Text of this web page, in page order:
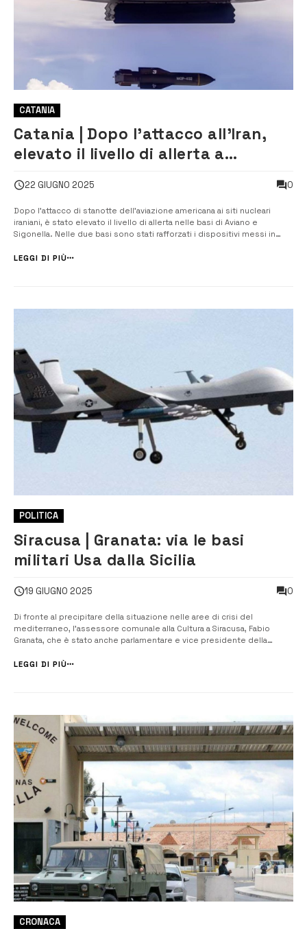
CATANIA
Catania | Dopo l’attacco all’Iran,
elevato il livello di allerta a
22 GIUGNO 2025 0
Dopo l’attacco di stanotte dell’aviazione americana ai siti nucleari
iraniani, è stato elevato il livello di allerta nelle basi di Aviano e
Sigonella. Nelle due basi sono stati rafforzati i dispositivi messi in
Piantedosi ha riunito al Quirinale il Comitato nazionale per l...
LEGGI DI PIÙ
POLITICA
Siracusa | Granata: via le basi
militari Usa dalla Sicilia
19 GIUGNO 2025 0
Di fronte al precipitare della situazione nelle aree di crisi del
mediterraneo, l’assessore comunale alla Cultura a Siracusa, Fabio
Granata, che è stato anche parlamentare e vice presidente della
Sicilia. “La base americana di Sigonella e il Muos rendono la Sicilia
LEGGI DI PIÙ
CRONACA